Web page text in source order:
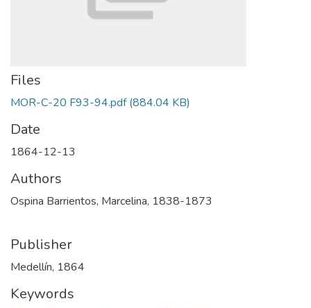
Files
MOR-C-20 F93-94.pdf(884.04 KB)
Date
1864-12-13
Authors
Ospina Barrientos, Marcelina, 1838-1873
Publisher
Medellín, 1864
Keywords